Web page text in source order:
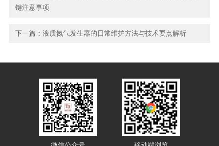
键注意事项
下一篇：液质氮气发生器的日常维护方法与技术要点解析